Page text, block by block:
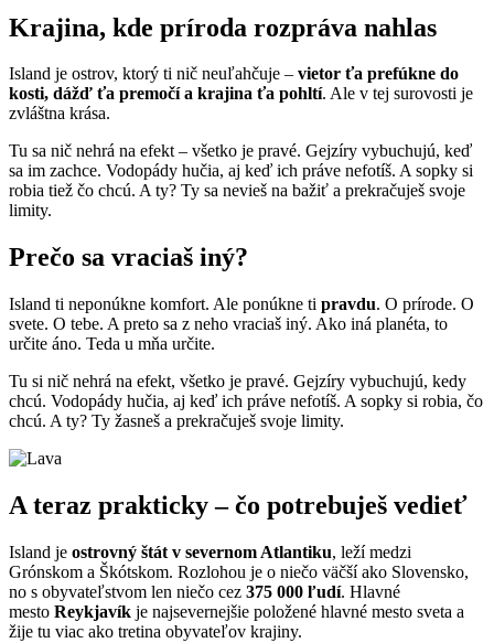
Krajina, kde príroda rozpráva nahlas
Island je ostrov, ktorý ti nič neuľahčuje – vietor ťa prefúkne do
kosti, dážď ťa premočí a krajina ťa pohltí. Ale v tej surovosti je
zvláštna krása.
Tu sa nič nehrá na efekt – všetko je pravé. Gejzíry vybuchujú, keď
sa im zachce. Vodopády hučia, aj keď ich práve nefotíš. A sopky si
robia tiež čo chcú. A ty? Ty sa nevieš na bažiť a prekračuješ svoje
limity.
Prečo sa vraciaš iný?
Island ti neponúkne komfort. Ale ponúkne ti pravdu. O prírode. O
svete. O tebe. A preto sa z neho vraciaš iný. Ako iná planéta, to
určite áno. Teda u mňa určite.
Tu si nič nehrá na efekt, všetko je pravé. Gejzíry vybuchujú, kedy
chcú. Vodopády hučia, aj keď ich práve nefotíš. A sopky si robia, čo
chcú. A ty? Ty žasneš a prekračuješ svoje limity.
A teraz prakticky – čo potrebuješ vedieť
Island je ostrovný štát v severnom Atlantiku, leží medzi
Grónskom a Škótskom. Rozlohou je o niečo väčší ako Slovensko,
no s obyvateľstvom len niečo cez 375 000 ľudí. Hlavné
mesto Reykjavík je najsevernejšie položené hlavné mesto sveta a
žije tu viac ako tretina obyvateľov krajiny.